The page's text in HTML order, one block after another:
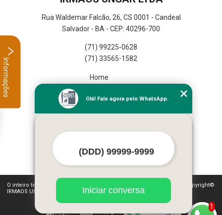
Rua Waldemar Falcão, 26, CS 0001 - Candeal
Salvador - BA - CEP: 40296-700
(71) 99225-0628
(71) 33565-1582
Home
Missão
Serviços
O inteiro teor deste site está sujeito à proteção de direitos autorais. Copyright©
IRMAOS UNGAR LTDA (Lei 9610 de 19/02/1998)
1
Olá! Fale agora pelo WhatsApp.
Iniciar conversa
Informações